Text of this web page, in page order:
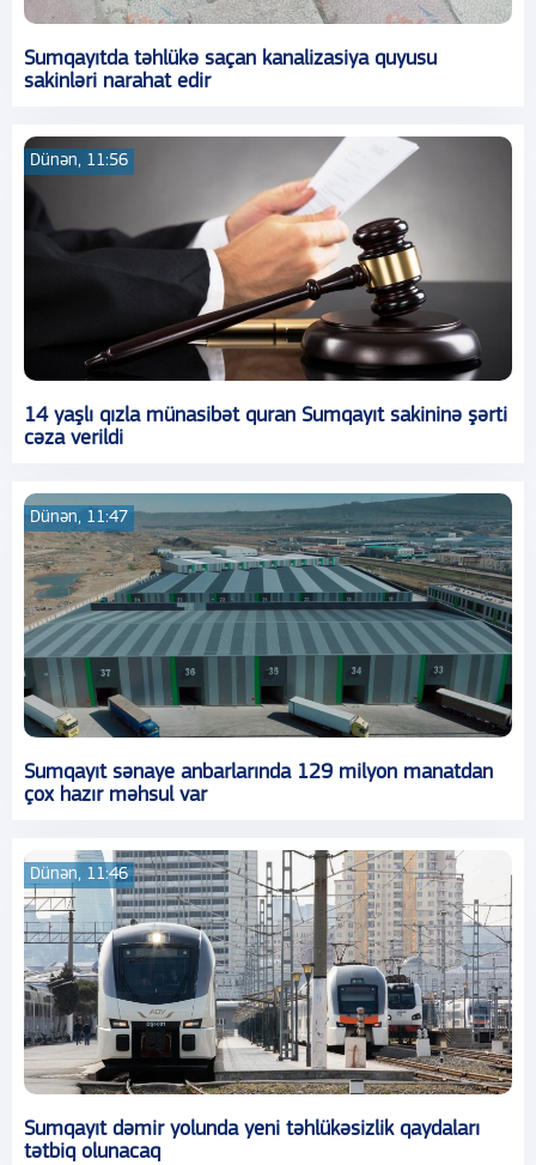
Sumqayıtda təhlükə saçan kanalizasiya quyusu
sakinləri narahat edir
Dünən, 11:56
14 yaşlı qızla münasibət quran Sumqayıt sakininə şərti
cəza verildi
Dünən, 11:47
Sumqayıt sənaye anbarlarında 129 milyon manatdan
çox hazır məhsul var
Dünən, 11:46
Sumqayıt dəmir yolunda yeni təhlükəsizlik qaydaları
tətbiq olunacaq